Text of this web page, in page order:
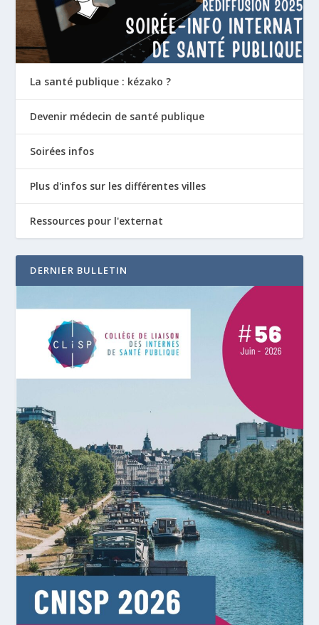
La santé publique : kézako ?
Devenir médecin de santé publique
Soirées infos
Plus d'infos sur les différentes villes
Ressources pour l'externat
DERNIER BULLETIN